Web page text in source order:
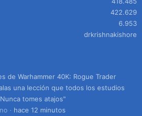
422.629
6.953
drkrishnakishore
de Warhammer 40K: Rogue Trader
una lección que todos los estudios
tomes atajos"
hace 12 minutos